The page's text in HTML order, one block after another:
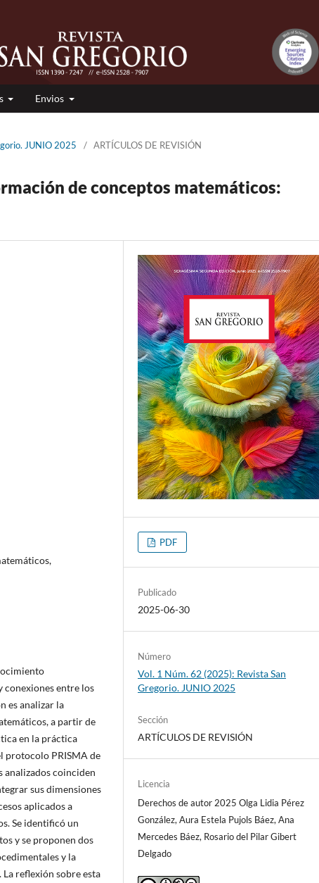
Envios
JUNIO 2025 / ARTÍCULOS DE REVISIÓN
de conceptos matemáticos:
conexiones entre los
es analizar la
a partir de
en la práctica
protocolo PRISMA de
analizados coinciden
sus dimensiones
aplicados a
Se identificó un
y se proponen dos
y la
reflexión sobre esta
PDF
Publicado
2025-06-30
Número
Vol. 1 Núm. 62 (2025): Revista San
Gregorio. JUNIO 2025
Sección
ARTÍCULOS DE REVISIÓN
Licencia
Derechos de autor 2025 Olga Lidia Pérez
González, Aura Estela Pujols Báez, Ana
Mercedes Báez, Rosario del Pilar Gibert
Delgado